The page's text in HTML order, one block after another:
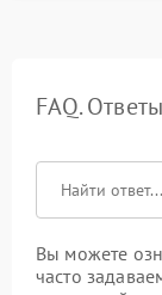
FAQ.
Вы можете
часто